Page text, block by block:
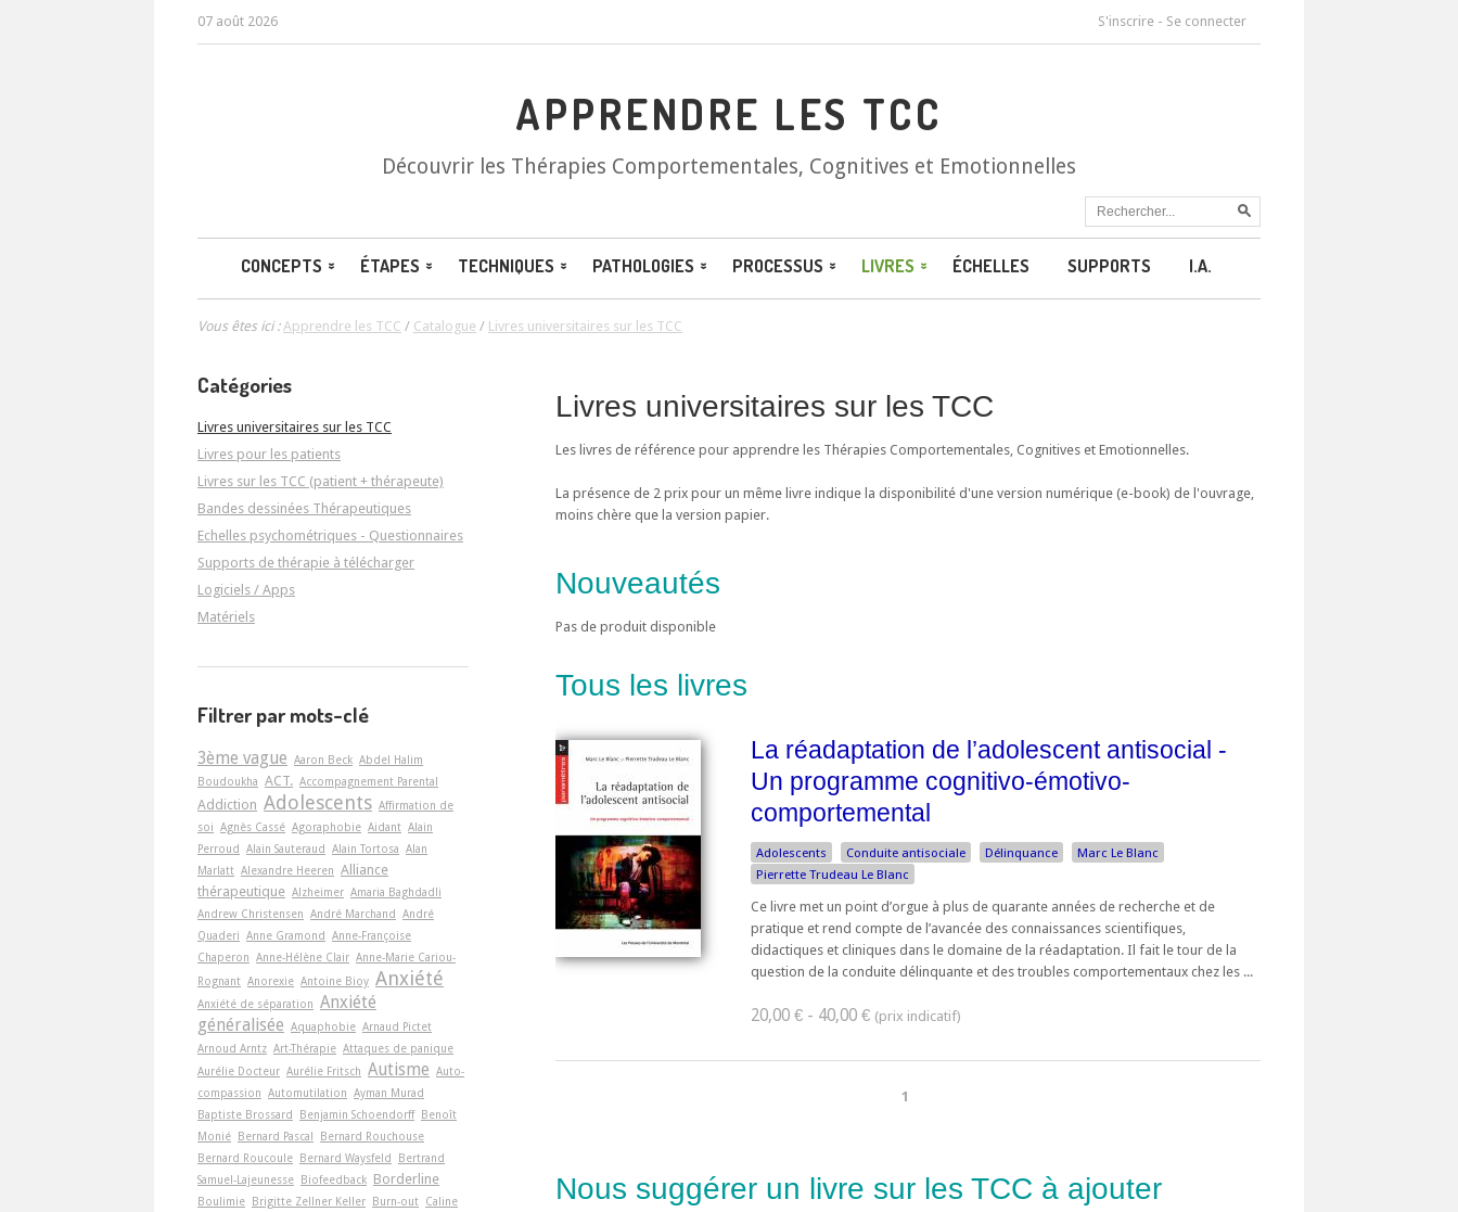
07 août 2026 S'inscrire - Se connecter
APPRENDRE LES TCC
Découvrir les Thérapies Comportementales, Cognitives et Emotionnelles
CONCEPTS ÉTAPES TECHNIQUES PATHOLOGIES PROCESSUS LIVRES ÉCHELLES SUPPORTS I.A.
Vous êtes ici :Apprendre les TCC / Catalogue / Livres universitaires sur les TCC
Livres universitaires sur les TCC
Les livres de référence pour apprendre les Thérapies Comportementales, Cognitives et Emotionnelles.
La présence de 2 prix pour un même livre indique la disponibilité d'une version numérique (e-book) de l'ouvrage,
moins chère que la version papier.
Nouveautés
Pas de produit disponible
Tous les livres
La réadaptation de l’adolescent antisocial -
Un programme cognitivo-émotivo-
comportemental
Adolescents Conduite antisociale Délinquance
Marc Le Blanc
Pierrette Trudeau Le Blanc
Ce livre met un point d’orgue à plus de quarante années de recherche et de
pratique et rend compte de l’avancée des connaissances scientifiques,
didactiques et cliniques dans le domaine de la réadaptation. Il fait le tour de la
question de la conduite délinquante et des troubles comportementaux chez les ...
20,00 € - 40,00 €
1
Nous suggérer un livre sur les TCC à ajouter
Catégories
Livres universitaires sur les TCC
Livres pour les patients
Livres sur les TCC (patient + thérapeute)
Bandes dessinées Thérapeutiques
Echelles psychométriques - Questionnaires
Supports de thérapie à télécharger
Logiciels / Apps
Matériels
Filtrer par mots-clé
3ème vague Aaron Beck Abdel Halim
Boudoukha ACT. Accompagnement Parental
Addiction Adolescents Affirmation de
soi Agnès Cassé Agoraphobie Aidant Alain
Perroud Alain Sauteraud Alain Tortosa Alan
Marlatt Alexandre Heeren Alliance
thérapeutique Alzheimer Amaria Baghdadli
Andrew Christensen André Marchand André
Quaderi Anne Gramond Anne-Françoise
Chaperon Anne-Hélène Clair Anne-Marie Cariou-
Rognant Anorexie Antoine Bioy Anxiété
Anxiété de séparation Anxiété
généralisée Aquaphobie Arnaud Pictet
Arnoud Arntz Art-Thérapie Attaques de panique
Aurélie Docteur Aurélie Fritsch Autisme Auto-
compassion Automutilation Ayman Murad
Baptiste Brossard
Benjamin Schoendorff Benoît
Monié Bernard Pascal
Bernard Rouchouse
Bernard Roucoule Bernard Waysfeld
Bertrand
Samuel-Lajeunesse Biofeedback Borderline
Boulimie Brigitte Zellner Keller Burn-out Caline